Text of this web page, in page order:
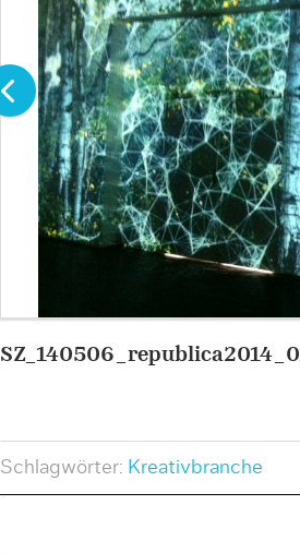
Schlagwörter: Kreativbranche